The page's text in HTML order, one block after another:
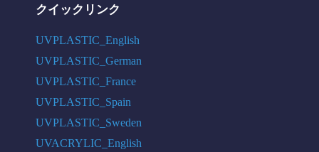
クイックリンク
UVPLASTIC_English
UVPLASTIC_German
UVPLASTIC_France
UVPLASTIC_Spain
UVPLASTIC_Sweden
UVACRYLIC_English